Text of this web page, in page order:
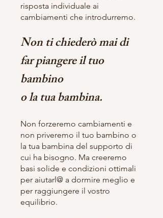
risposta individuale ai
cambiamenti che introdurremo.
Non ti chiederò mai di
far piangere il tuo
bambino
o la tua bambina.
Non forzeremo cambiamenti e
non priveremo il tuo bambino o
la tua bambina del supporto di
cui ha bisogno. Ma creeremo
basi solide e condizioni ottimali
per aiutarl@ a dormire meglio e
per raggiungere il vostro
equilibrio.